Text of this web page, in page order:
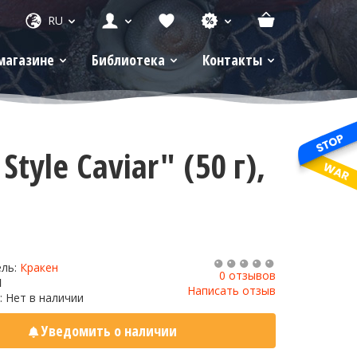
RU
Библиотека Контакты
Caviar" (50 г),
Кракен
Нет в наличии
0 отзывов
Написать отзыв
Уведомить о наличии